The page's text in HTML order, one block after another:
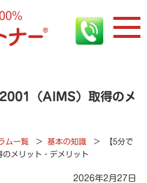
（AIMS）取得のメ
ム一覧 > 基本の知識 >
【5分で
メリット・デメリット
2026年2月27日